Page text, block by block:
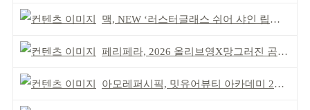
맥, NEW ‘러스터글래스 쉬어 샤인 립스틱’ 출시
페리페라, 2026 올리브영X망그러진 곰 콜라보
아모레퍼시픽, 밋유어뷰티 아카데미 2기 발대식